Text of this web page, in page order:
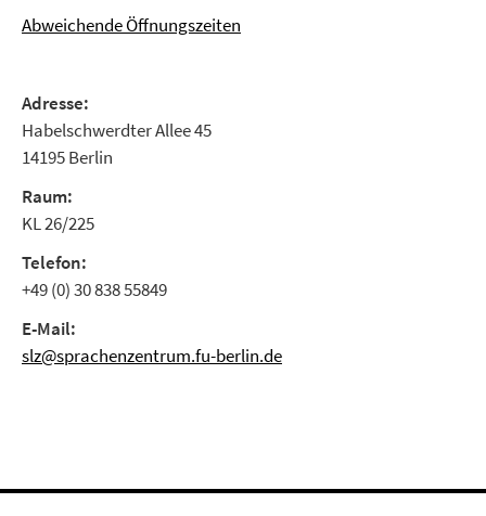
Abweichende Öffnungszeiten
Adresse:
Habelschwerdter Allee 45
14195 Berlin
Raum:
KL 26/225
Telefon:
+49 (0) 30 838 55849
E-Mail:
slz@sprachenzentrum.fu-berlin.de